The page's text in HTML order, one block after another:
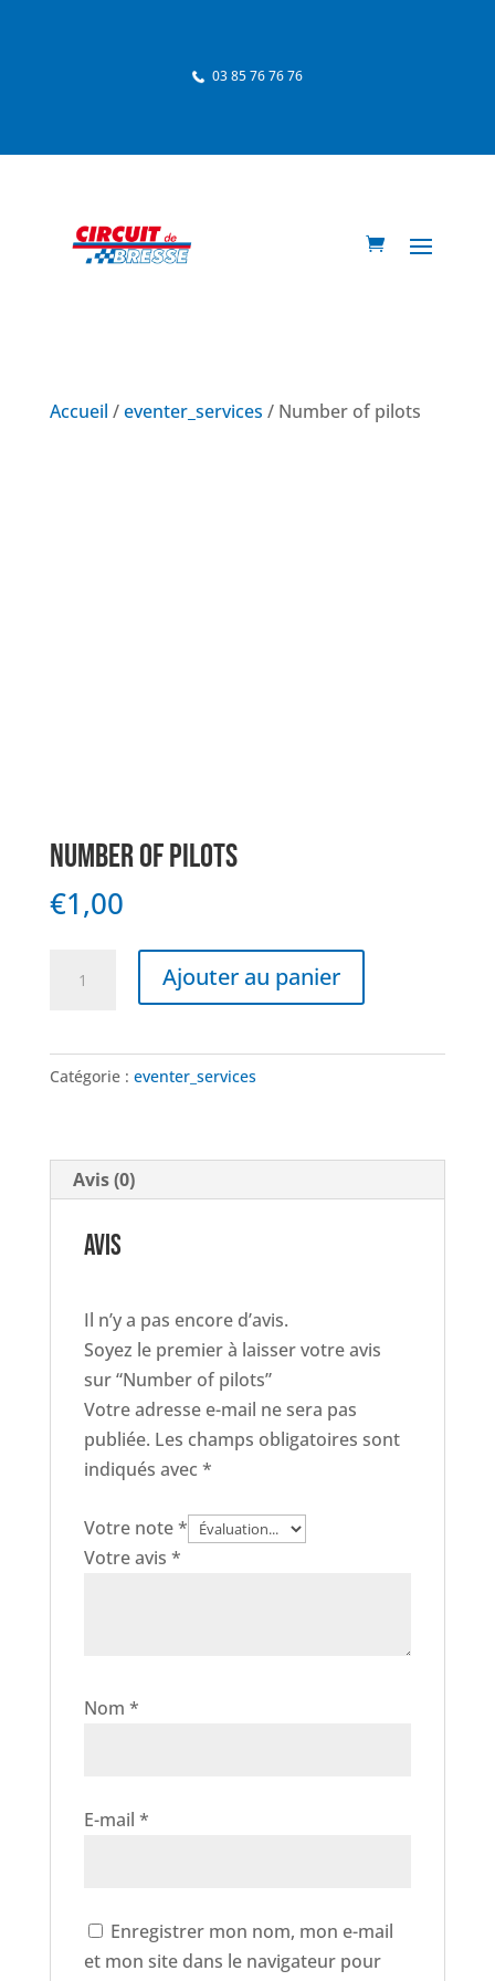
03 85 76 76 76
Accueil /eventer_services / Number of pilots
NUMBER OF PILOTS
€1,00
of
pilots
Ajouter au panier
Catégorie : eventer_services
Avis (0)
AVIS
Il n’y a pas encore d’avis.
Soyez le premier à laisser votre avis
sur “Number of pilots”
Votre adresse e-mail ne sera pas
publiée. Les champs obligatoires sont
indiqués avec *
Votre note*
Votre avis *
Nom *
E-mail *
Enregistrer mon nom, mon e-mail
et mon site dans le navigateur pour